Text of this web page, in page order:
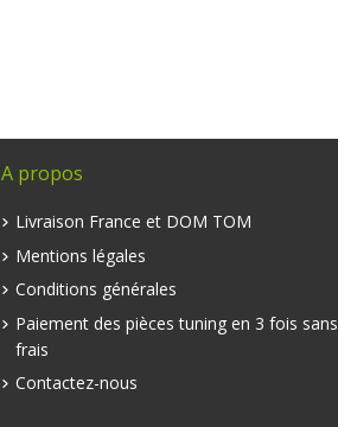
A propos
Livraison France et DOM TOM
Mentions légales
Conditions générales
Paiement des pièces tuning en 3 fois sans
frais
Contactez-nous